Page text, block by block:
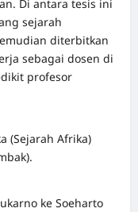
Di antara tesis ini
sejarah
diterbitkan
sebagai dosen di
profesor
(Sejarah Afrika)
ke Soeharto